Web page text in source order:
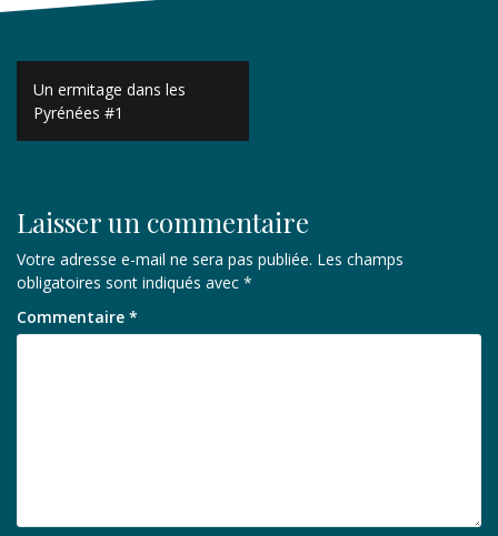
Navigation
de
l’article
Un ermitage dans les
Pyrénées #1
Laisser un commentaire
Votre adresse e-mail ne sera pas publiée. Les champs
obligatoires sont indiqués avec *
Commentaire *